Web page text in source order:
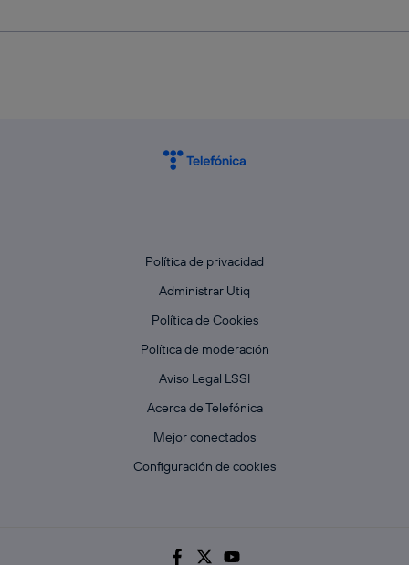
Política de privacidad
Administrar Utiq
Política de Cookies
Política de moderación
Aviso Legal LSSI
Acerca de Telefónica
Mejor conectados
Configuración de cookies